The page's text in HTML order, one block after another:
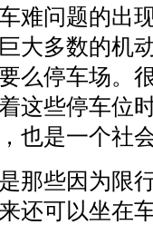
难问题的出
大多数的机
么停车场。
这些停车位
也是一个社
那些因为限
还可以坐在